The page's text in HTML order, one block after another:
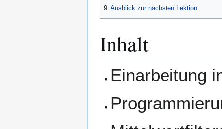
9 Ausblick zur nächsten Lektion
Inhalt
Einarbeitung